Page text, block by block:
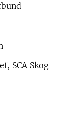
SCA Skog